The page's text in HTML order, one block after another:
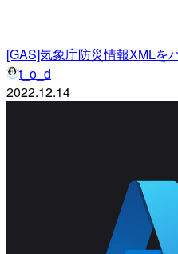
[GAS]気象庁防災情報XMLを
t_o_d
2022.12.14